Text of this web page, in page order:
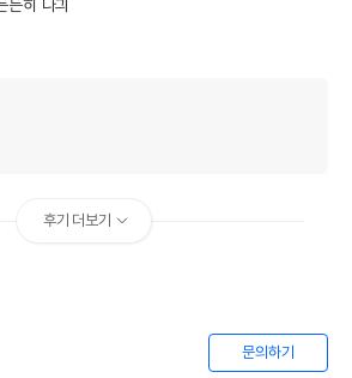
든히 나긔
후기 더보기
문의하기